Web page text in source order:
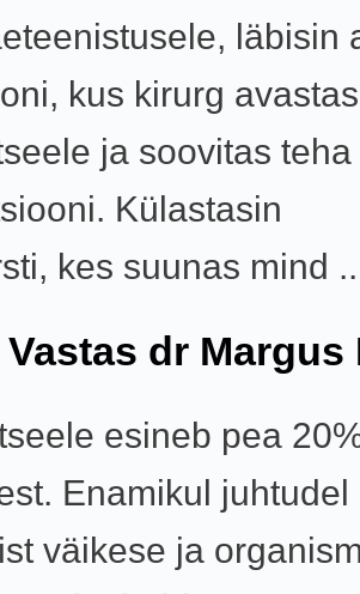
läbisin
kus kirurg
ja soovitas teha
Külastasin
kes suunas mind
Vastas dr Margus
esineb pea
Enamikul juhtudel
väikese ja